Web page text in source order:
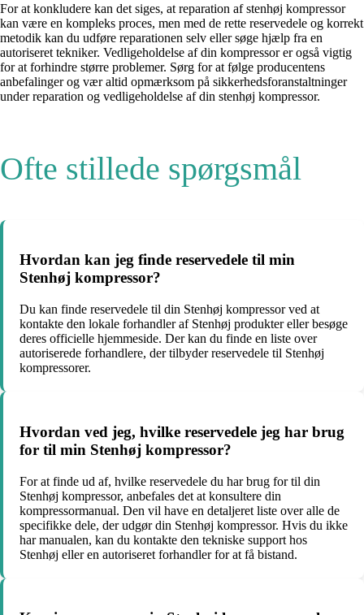
For at konkludere kan det siges, at reparation af stenhøj kompressor
kan være en kompleks proces, men med de rette reservedele og korrekt
metodik kan du udføre reparationen selv eller søge hjælp fra en
autoriseret tekniker. Vedligeholdelse af din kompressor er også vigtig
for at forhindre større problemer. Sørg for at følge producentens
anbefalinger og vær altid opmærksom på sikkerhedsforanstaltninger
under reparation og vedligeholdelse af din stenhøj kompressor.
Ofte stillede spørgsmål
Hvordan kan jeg finde reservedele til min
Stenhøj kompressor?
Du kan finde reservedele til din Stenhøj kompressor ved at
kontakte den lokale forhandler af Stenhøj produkter eller besøge
deres officielle hjemmeside. Der kan du finde en liste over
autoriserede forhandlere, der tilbyder reservedele til Stenhøj
kompressorer.
Hvordan ved jeg, hvilke reservedele jeg har brug
for til min Stenhøj kompressor?
For at finde ud af, hvilke reservedele du har brug for til din
Stenhøj kompressor, anbefales det at konsultere din
kompressormanual. Den vil have en detaljeret liste over alle de
specifikke dele, der udgør din Stenhøj kompressor. Hvis du ikke
har manualen, kan du kontakte den tekniske support hos
Stenhøj eller en autoriseret forhandler for at få bistand.